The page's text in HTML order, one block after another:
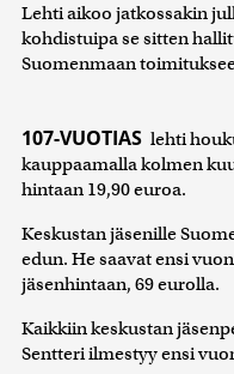
Lehti aikoo jatkossakin
kohdistuipa se sitten
Suomenmaan
107-VUOTIAS lehti
kauppaamalla kolmen
hintaan 19,90 euroa.
Keskustan jäsenille
edun. He saavat ensi
jäsenhintaan, 69 eurolla.
Kaikkiin keskustan
Sentteri ilmestyy ensi